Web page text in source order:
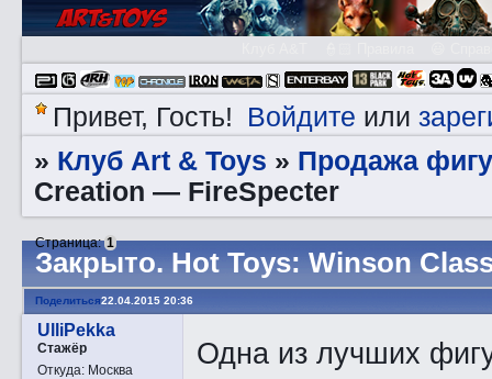
Привет, Гость! Войдите или
» Клуб Art & Toys » Продажа
Creation — FireSpecter
Закрытo. Hot Toys: Winson
Страница:1
Поделиться22.04.2015 20:36
UlliPekka
Стажёр
Откуда:Москва
Одна из лучших